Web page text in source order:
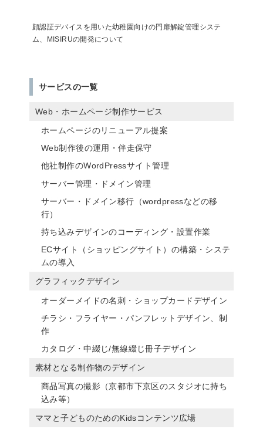
顔認証デバイスを用いた幼稚園向けの門扉解錠管理システ
ム、MISIRUの開発について
サービスの一覧
Web・ホームページ制作サービス
ホームページのリニューアル提案
Web制作後の運用・伴走保守
他社制作のWordPressサイト管理
サーバー管理・ドメイン管理
サーバー・ドメイン移行（wordpressなどの移
行）
持ち込みデザインのコーディング・設置作業
ECサイト（ショッピングサイト）の構築・システ
ムの導入
グラフィックデザイン
オーダーメイドの名刺・ショップカードデザイン
チラシ・フライヤー・パンフレットデザイン、制
作
カタログ・中綴じ/無線綴じ冊子デザイン
素材となる制作物のデザイン
商品写真の撮影（京都市下京区のスタジオに持ち
込み等）
ママと子どものためのKidsコンテンツ広場